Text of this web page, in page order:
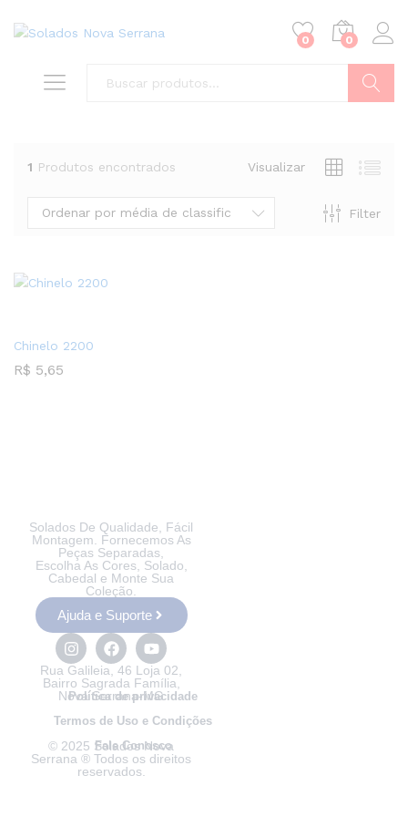
0 0
1 Produtos encontrados Visualizar
Filter
Ordenar por média de classificação
Chinelo 2200
R$ 5,65
Solados De Qualidade, Fácil
Montagem. Fornecemos As
Peças Separadas,
Escolha As Cores, Solado,
Cabedal e Monte Sua
Coleção.
Ajuda e Suporte
Rua Galileia, 46 Loja 02,
Bairro Sagrada Família,
Nova Serrana-MG
Política de privacidade
Termos de Uso e Condições
Fale Conosco
© 2025 Solados Nova
Serrana ® Todos os direitos
reservados.